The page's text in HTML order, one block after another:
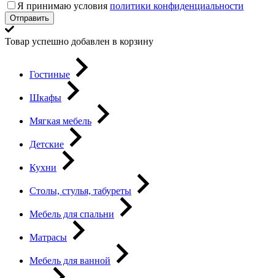
Я принимаю условия политики конфиденциальности
Отправить
Товар успешно добавлен в корзину
Гостиные
Шкафы
Мягкая мебель
Детские
Кухни
Столы, стулья, табуреты
Мебель для спальни
Матрасы
Мебель для ванной